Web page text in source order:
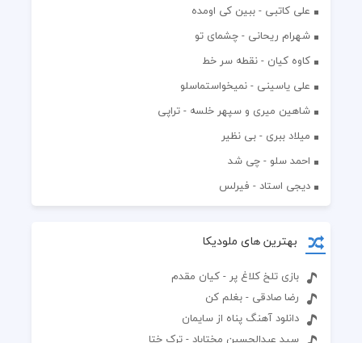
علی کاتبی - ببین کی اومده
شهرام ریحانی - چشمای تو
کاوه کیان - نقطه سر خط
علی یاسینی - نمیخواستماسلو
شاهین میری و سپهر خلسه - تراپی
میلاد ببری - بی نظیر
احمد سلو - چی شد
دیجی استاد - فیرلس
بهترین های ملودیکا
بازی تلخ کلاغ پر - کیان مقدم
رضا صادقی - بغلم کن
دانلود آهنگ پناه از سایمان
سید عبدالحسین مختاباد - ترک ختا